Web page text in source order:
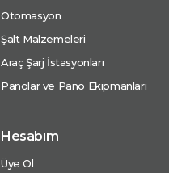
Otomasyon
Şalt Malzemeleri
Araç Şarj İstasyonları
Panolar ve Pano Ekipmanları
Hesabım
Üye Ol